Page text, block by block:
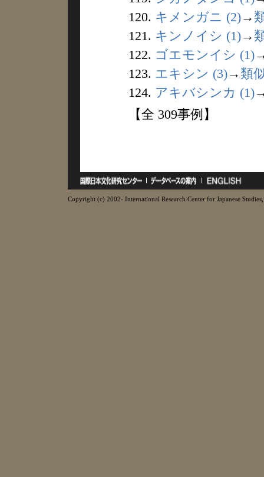
120. キメンガニ (2)→
121. キンノイシ (1)→
122. ゴエモンイシ (1)
123. エキシン (3)→ 類
124. アキバシンカ (1)
【全 309事例】
Copyright (c) 2002- International Research Center for Japanese